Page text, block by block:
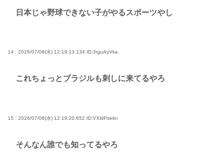
日本じゃ野球できない子がやるスポーツやし
14 : 2026/07/08(水) 12:19:13.134 ID:3rguAyVka
これちょっとブラジルも刺しに来てるやろ
15 : 2026/07/08(水) 12:19:20.652 ID:VXldPsekn
そんなん誰でも知ってるやろ